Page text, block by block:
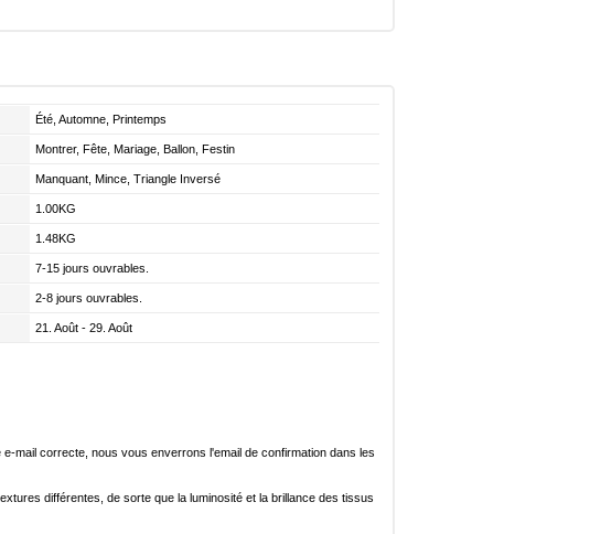
Été, Automne, Printemps
Montrer, Fête, Mariage, Ballon, Festin
Manquant, Mince, Triangle Inversé
1.00KG
1.48KG
7-15 jours ouvrables.
2-8 jours ouvrables.
21. Août - 29. Août
mail correcte, nous vous enverrons l'email de confirmation dans les
différentes, de sorte que la luminosité et la brillance des tissus